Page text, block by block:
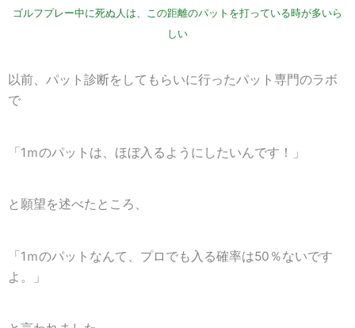
ゴルフプレー中に死ぬ人は、この距離のパットを打っている時が多いら
しい
以前、パット診断をしてもらいに行ったパット専門のラボ
で
「1ｍのパットは、ほぼ入るようにしたいんです！」
と願望を述べたところ、
「1ｍのパットなんて、プロでも入る確率は50％ないです
よ。」